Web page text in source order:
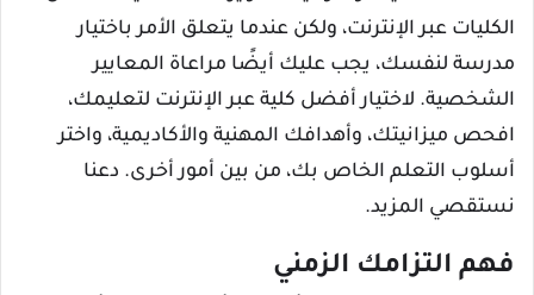
الكليات عبر الإنترنت، ولكن عندما يتعلق الأمر باختيار
مدرسة لنفسك، يجب عليك أيضًا مراعاة المعايير
الشخصية. لاختيار أفضل كلية عبر الإنترنت لتعليمك،
افحص ميزانيتك، وأهدافك المهنية والأكاديمية، واختر
أسلوب التعلم الخاص بك، من بين أمور أخرى. دعنا
نستقصي المزيد.
فهم التزامك الزمني